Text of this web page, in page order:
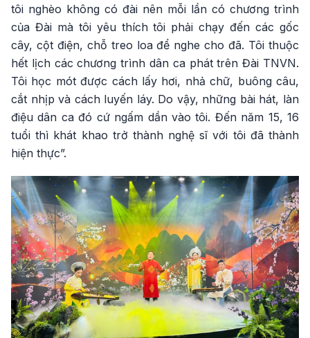
tôi nghèo không có đài nên mỗi lần có chương trình
của Đài mà tôi yêu thích tôi phải chạy đến các gốc
cây, cột điện, chỗ treo loa để nghe cho đã. Tôi thuộc
hết lịch các chương trình dân ca phát trên Đài TNVN.
Tôi học mót được cách lấy hơi, nhả chữ, buông câu,
cắt nhịp và cách luyến láy. Do vậy, những bài hát, làn
điệu dân ca đó cứ ngấm dần vào tôi. Đến năm 15, 16
tuổi thì khát khao trở thành nghệ sĩ với tôi đã thành
hiện thực”.